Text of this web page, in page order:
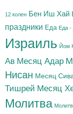
12 колен Бен Иш Хай
праздники Еда Еда -
Израиль Йом
Ав Месяц Адар
Нисан Месяц
Тишрей Месяц
Молитва